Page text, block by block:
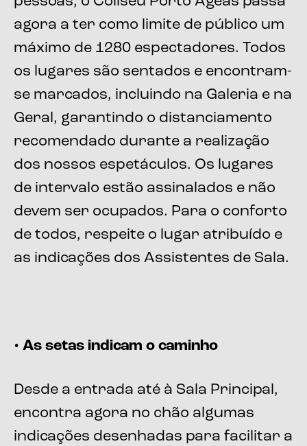
agora a ter como limite de público um
máximo de 1280 espectadores. Todos
os lugares são sentados e encontram-
se marcados, incluindo na Galeria e na
Geral, garantindo o distanciamento
recomendado durante a realização
dos nossos espetáculos. Os lugares
de intervalo estão assinalados e não
devem ser ocupados. Para o conforto
de todos, respeite o lugar atribuído e
as indicações dos Assistentes de Sala.
• As setas indicam o caminho
Desde a entrada até à Sala Principal,
encontra agora no chão algumas
indicações desenhadas para facilitar a